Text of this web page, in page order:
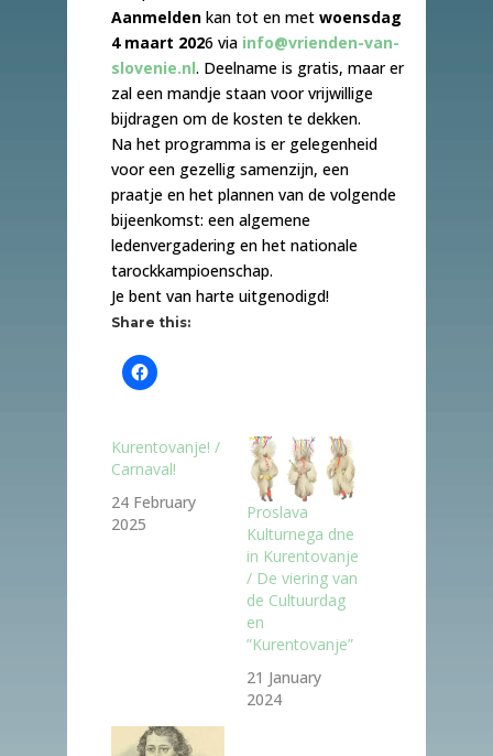
Aanmeldenkan tot en met woensdag
4 maart 2026 via info@vrienden-van-
slovenie.nl. Deelname is gratis, maar er
zal een mandje staan ​​voor vrijwillige
bijdragen om de kosten te dekken.
Na het programma is er gelegenheid
voor een gezellig samenzijn, een
praatje en het plannen van de volgende
bijeenkomst: een algemene
ledenvergadering en het nationale
tarockkampioenschap.
Je bent van harte uitgenodigd!
Share this:
Kurentovanje! /
Carnaval!
24 February
2025
Proslava
Kulturnega dne
in Kurentovanje
/ De viering van
de Cultuurdag
en
”Kurentovanje”
21 January
2024